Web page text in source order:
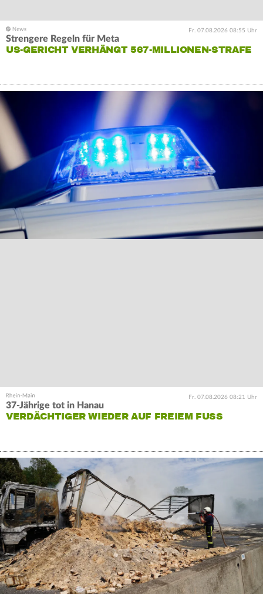
Fr. 07.08.2026 08:55 Uhr
Strengere Regeln für Meta
US-GERICHT VERHÄNGT 567-MILLIONEN-STRAFE
Fr. 07.08.2026 08:21 Uhr
37-Jährige tot in Hanau
VERDÄCHTIGER WIEDER AUF FREIEM FUSS